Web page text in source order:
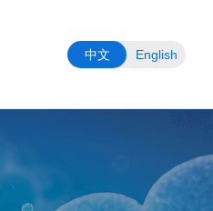
中文 English